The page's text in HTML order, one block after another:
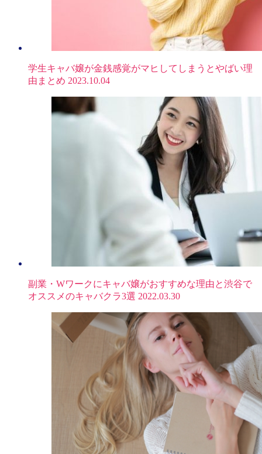
学生キャバ嬢が金銭感覚がマヒしてしまうとやばい理
由まとめ 2023.10.04
副業・Wワークにキャバ嬢がおすすめな理由と渋谷で
オススメのキャバクラ3選 2022.03.30